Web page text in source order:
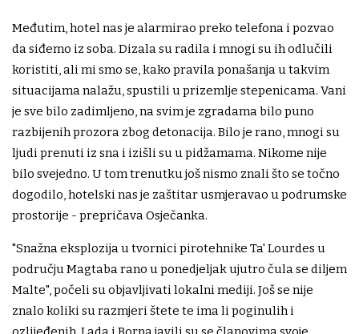
Međutim, hotel nas je alarmirao preko telefona i pozvao
da siđemo iz soba. Dizala su radila i mnogi su ih odlučili
koristiti, ali mi smo se, kako pravila ponašanja u takvim
situacijama nalažu, spustili u prizemlje stepenicama. Vani
je sve bilo zadimljeno, na svim je zgradama bilo puno
razbijenih prozora zbog detonacija. Bilo je rano, mnogi su
ljudi prenuti iz sna i izišli su u pidžamama. Nikome nije
bilo svejedno. U tom trenutku još nismo znali što se točno
dogodilo, hotelski nas je zaštitar usmjeravao u podrumske
prostorije - prepričava Osječanka.
"Snažna eksplozija u tvornici pirotehnike Ta' Lourdes u
području Magtaba rano u ponedjeljak ujutro čula se diljem
Malte", počeli su objavljivati lokalni mediji. Još se nije
znalo koliki su razmjeri štete te ima li poginulih i